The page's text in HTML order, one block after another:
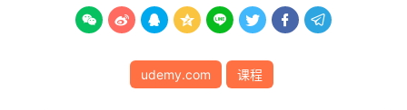
       
udemy.com 课程